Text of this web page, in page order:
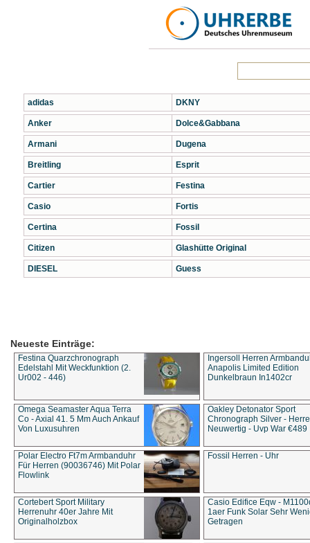
adidas
Anker
Armani
Breitling
Cartier
Casio
Certina
Citizen
DIESEL
DKNY
Dolce&Gabbana
Dugena
Esprit
Festina
Fortis
Fossil
Glashütte Original
Guess
Neueste Einträge:
Festina Quarzchronograph
Edelstahl Mit Weckfunktion (2.
Ur002 - 446)
Ingersoll Herren
Anapolis Limited Edition
Dunkelbraun In1402cr
Omega Seamaster Aqua Terra
Co - Axial 41. 5 Mm Auch Ankauf
Von Luxusuhren
Oakley Detonator Sport
Chronograph Silver -
Neuwertig - Uvp War €489
Polar Electro Ft7m Armbanduhr
Für Herren (90036746) Mit Polar
Flowlink
Fossil Herren - Uhr
Cortebert Sport Military
Herrenuhr 40er Jahre Mit
Originalholzbox
Casio Edifice Eqw -
1aer Funk Solar Sehr
Getragen